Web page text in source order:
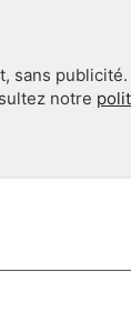
sans
notre